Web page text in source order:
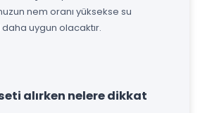
nem oranı yüksekse su
uygun olacaktır.
alırken nelere dikkat